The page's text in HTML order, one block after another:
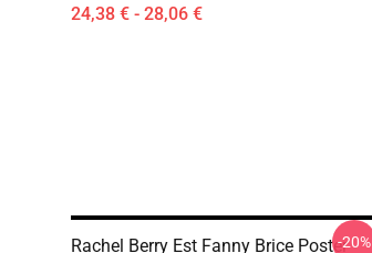
24,38 € - 28,06 €
Rachel Berry Est Fanny Brice Poster-20%